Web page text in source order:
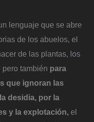
lenguaje que se abre
de los abuelos, el
de las plantas, los
también para
que ignoran las
desidia, por la
y la explotación, el